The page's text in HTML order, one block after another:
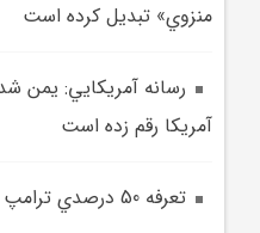
منزوي» تبديل کرده است
رسانه آمريکايي: يمن
آمريکا رقم زده است
تعرفه‌ 50 درصدي ترامپ به اقتصاد هند اجرايي شد